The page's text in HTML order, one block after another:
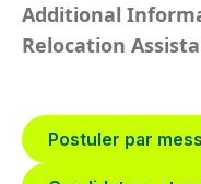
Additional
Relocation
Postuler par